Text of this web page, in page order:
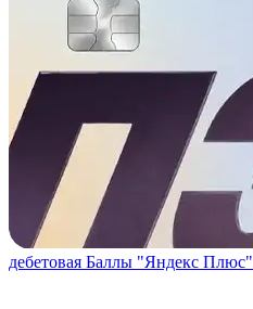
дебетовая Баллы "Яндекс Плюс"